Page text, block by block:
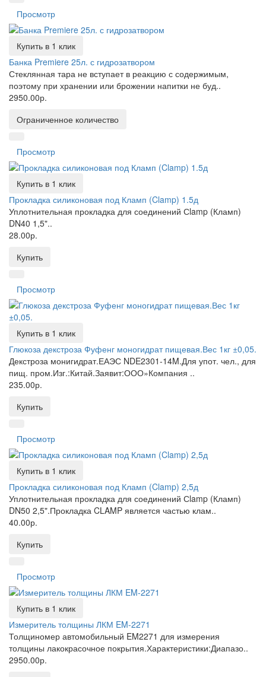
Просмотр
Купить в 1 клик
Банка Premiere 25л. с гидрозатвором
Стеклянная тара не вступает в реакцию с содержимым,
поэтому при хранении или брожении напитки не буд..
2950.00р.
Ограниченное количество
Просмотр
Купить в 1 клик
Прокладка силиконовая под Кламп (Clamp) 1.5д
Уплотнительная прокладка для соединений Сlamp (Кламп)
DN40 1,5"..
28.00р.
Купить
Просмотр
Купить в 1 клик
Глюкоза декстроза Фуфенг моногидрат пищевая.Вес 1кг ±0,05.
Декстроза монигидрат.ЕАЭС NDE2301-14M.Для упот. чел., для
пищ. пром.Изг.:Китай.Заявит:ООО»Компания ..
235.00р.
Купить
Просмотр
Купить в 1 клик
Прокладка силиконовая под Кламп (Clamp) 2,5д
Уплотнительная прокладка для соединений Сlamp (Кламп)
DN50 2,5".Прокладка CLAMP является частью клам..
40.00р.
Купить
Просмотр
Купить в 1 клик
Измеритель толщины ЛКМ EM-2271
Толщиномер автомобильный EM2271 для измерения
толщины лакокрасочное покрытия.Характеристики:Диапазо..
2950.00р.